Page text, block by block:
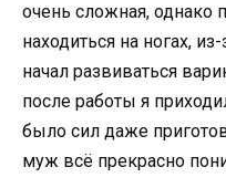
очень сложная, однако
находиться на ногах,
начал развиваться
после работы я
было сил даже
муж всё прекрасно